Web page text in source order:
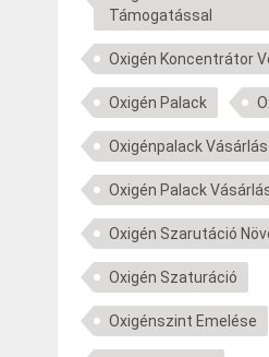
Támogatással
Oxigén Koncentrátor
Oxigén Palack
Oxigénpalack Vásárlás
Oxigén Palack
Oxigén Szarutáció
Oxigén Szaturáció
Oxigénszint Emelése